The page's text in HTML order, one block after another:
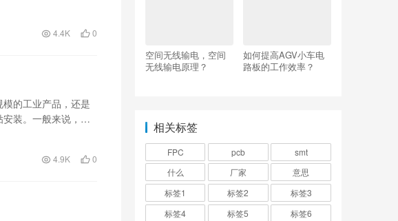
4.4K 0
的工业产品，还是
装。一般来说，贴
4.9K 0
空间无线输电，空间
无线输电原理？
如何提高AGV小车电
路板的工作效率？
相关标签
FPC pcb
smt
什么
厂家
意思
标签1
标签2
标签3
标签4
标签5
标签6